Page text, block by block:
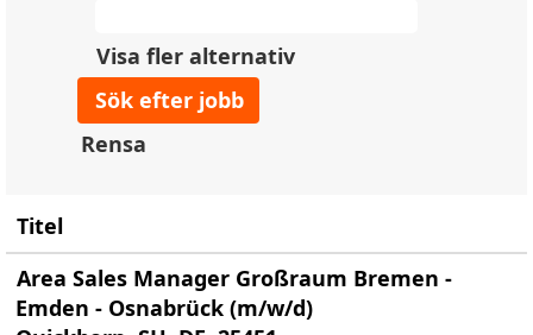
Visa fler alternativ
Rensa
Titel
Area Sales Manager Großraum Bremen -
Emden - Osnabrück (m/w/d)